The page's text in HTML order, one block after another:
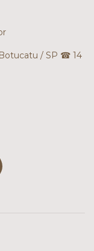
/ SP ☎ 14